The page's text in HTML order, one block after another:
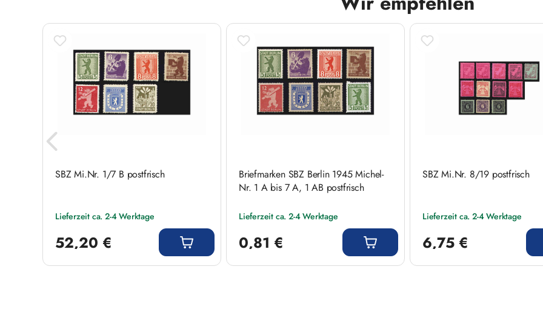
Produktgalerie überspringen
SBZ Mi.Nr. 1/7 B postfrisch
Lieferzeit ca. 2-4 Werktage
52,20 €
Briefmarken SBZ Berlin 1945 Michel-
Nr. 1 A bis 7 A, 1 AB postfrisch
Lieferzeit ca. 2-4 Werktage
0,81 €
SBZ Mi.Nr. 8/19 postfrisch
Lieferzeit ca. 2-4 Werktage
6,75 €